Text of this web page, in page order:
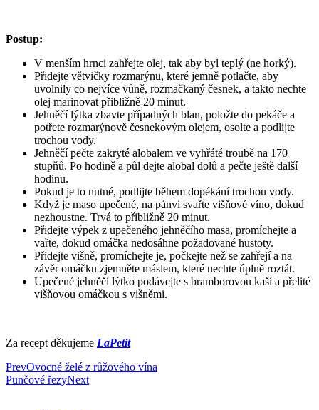
Postup:
V menším hrnci zahřejte olej, tak aby byl teplý (ne horký).
Přidejte větvičky rozmarýnu, které jemně potlačte, aby
uvolnily co nejvíce vůně, rozmačkaný česnek, a takto nechte
olej marinovat přibližně 20 minut.
Jehněčí lýtka zbavte případných blan, položte do pekáče a
potřete rozmarýnově česnekovým olejem, osolte a podlijte
trochou vody.
Jehněčí pečte zakryté alobalem ve vyhřáté troubě na 170
stupňů. Po hodině a půl dejte alobal dolů a pečte ještě další
hodinu.
Pokud je to nutné, podlijte během dopékání trochou vody.
Když je maso upečené, na pánvi svařte višňové víno, dokud
nezhoustne. Trvá to přibližně 20 minut.
Přidejte výpek z upečeného jehněčího masa, promíchejte a
vařte, dokud omáčka nedosáhne požadované hustoty.
Přidejte višně, promíchejte je, počkejte než se zahřejí a na
závěr omáčku zjemněte máslem, které nechte úplně roztát.
Upečené jehněčí lýtko podávejte s bramborovou kaší a přelité
višňovou omáčkou s višněmi.
Za recept děkujeme LaPetit
PrevOvocné želé z růžového vína
Punčové řezyNext